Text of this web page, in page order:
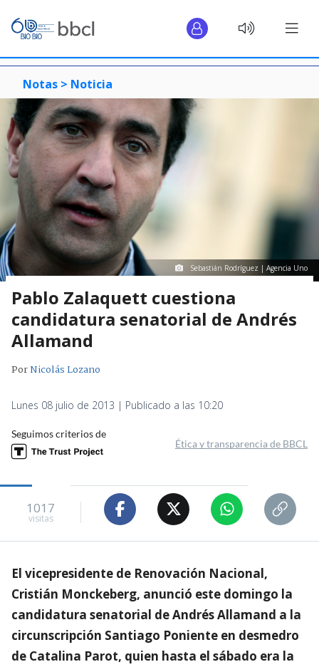
Notas > Noticia
Sebastián Rodríguez | Agencia Uno
Pablo Zalaquett cuestiona
candidatura senatorial de Andrés
Allamand
PorNicolás Lozano
Lunes 08 julio de 2013 | Publicado a las 10:20
Seguimos criterios de
Ética y transparencia de BBCL
1017
visitas
El vicepresidente de Renovación Nacional,
Cristián Monckeberg, anunció este domingo la
candidatura senatorial de Andrés Allamand a la
circunscripción Santiago Poniente en desmedro
de Catalina Parot, quien hasta el sábado era la